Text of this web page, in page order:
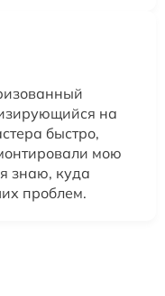
на
быстро,
мою
знаю, куда
проблем.